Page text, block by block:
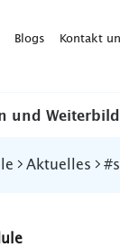
WildauBlogs Kontakt
und
Aktuelles